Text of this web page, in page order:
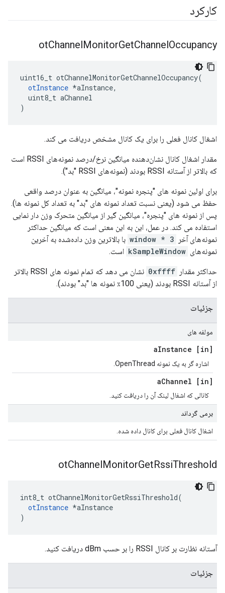
کارکرد
otChannelMonitorGetChannelOccupancy
uint16_t otChannelMonitorGetChannelOccupancy(
otInstance *aInstance,
uint8_t aChannel
)
اشغال کانال فعلی را برای یک کانال مشخص دریافت می کند.
مقدار اشغال کانال نشان‌دهنده میانگین نرخ/درصد نمونه‌های RSSI است
که بالاتر از آستانه RSSI بودند (نمونه‌های RSSI "بد").
برای اولین نمونه های "پنجره نمونه"، میانگین به عنوان درصد واقعی
حفظ می شود (یعنی نسبت تعداد نمونه های "بد" به تعداد کل نمونه ها).
پس از نمونه های "پنجره"، میانگین گیر از میانگین متحرک وزن دار نمایی
استفاده می کند. در عمل، این به این معنی است که میانگین حداکثر
نمونه‌های آخر
3 * window
با بالاترین وزن داده‌شده به آخرین
نمونه‌های kSampleWindow است.
حداکثر مقدار 0xffff
نشان می دهد که تمام نمونه های RSSI بالاتر
از آستانه RSSI بودند (یعنی 100٪ نمونه ها "بد" بودند).
جزئیات
مولفه های
[in] a
Instance
اشاره گر به یک نمونه OpenThread.
[in] a
Channel
کانالی که اشغال لینک آن را دریافت کنید.
برمی گرداند
اشغال کانال فعلی برای کانال داده شده.
otChannelMonitorGetRssiThreshold
int8_t otChannelMonitorGetRssiThreshold(
otInstance *aInstance
)
آستانه نظارت بر کانال RSSI را بر حسب dBm دریافت کنید.
جزئیات